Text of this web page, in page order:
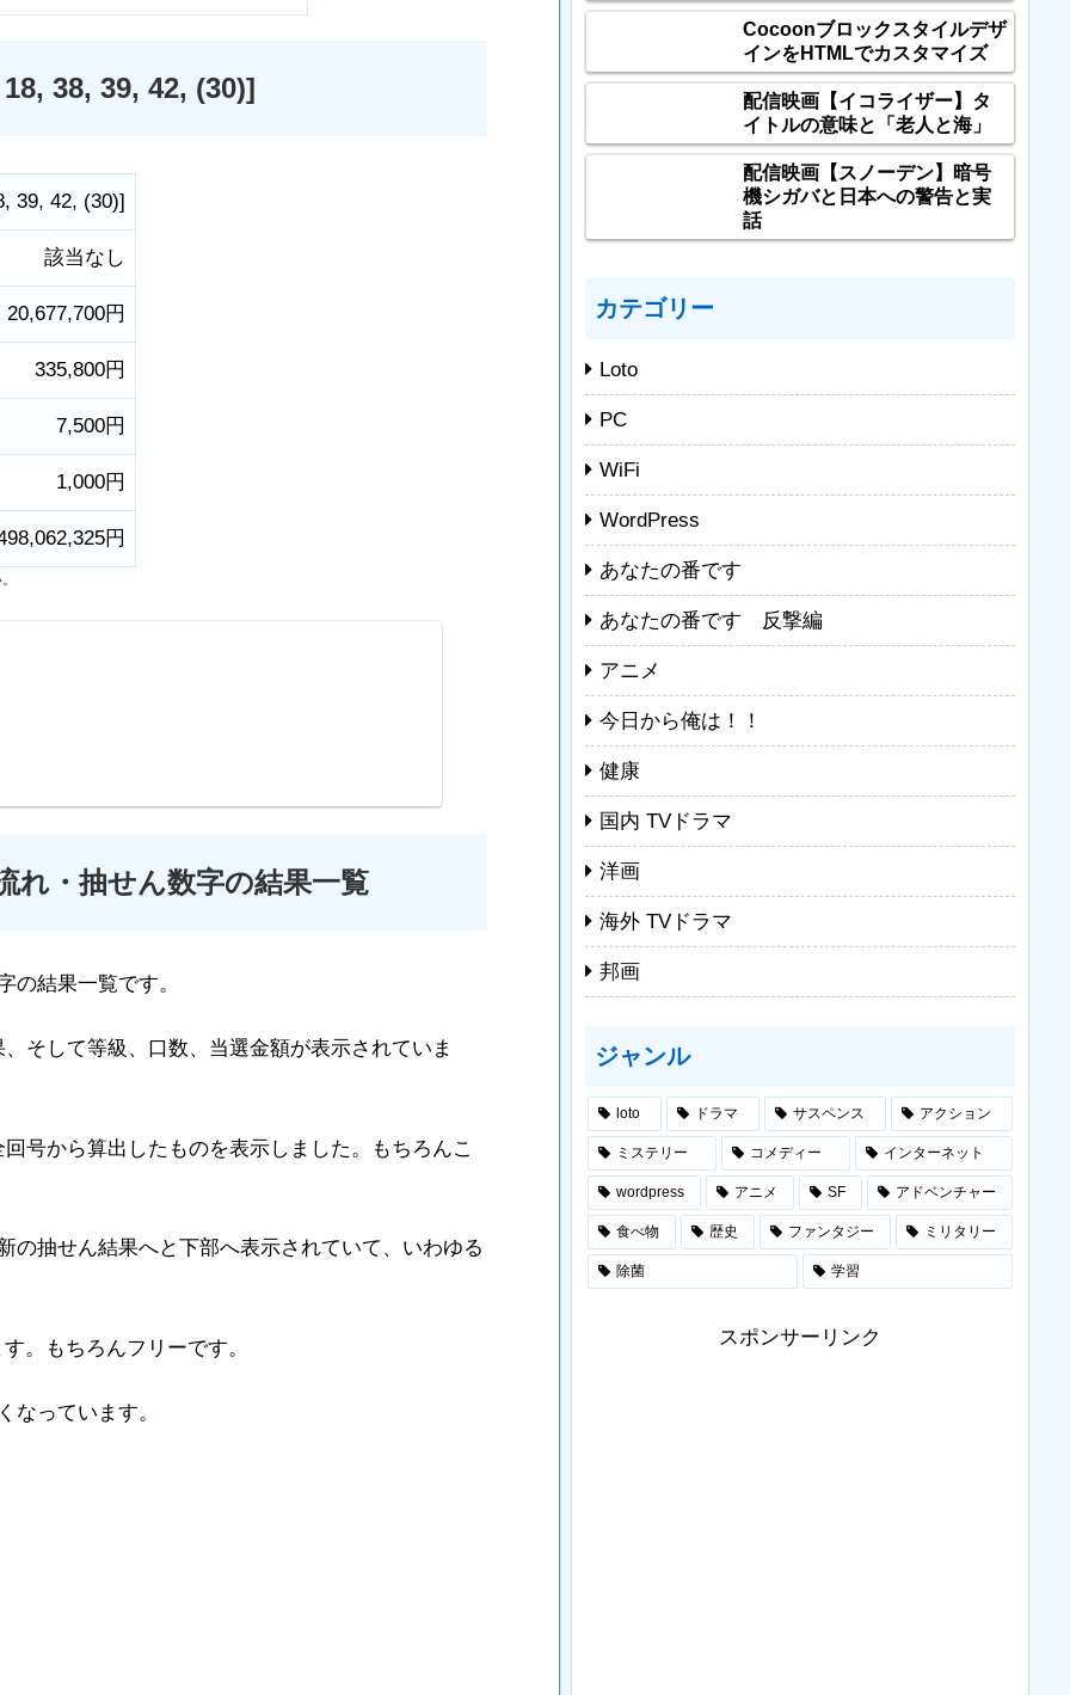
38, 39, 42, (30)]
, 39, 42, (30)]
該当なし
20,677,700円
335,800円
7,500円
1,000円
円
れ・抽せん数字の結果一覧
の結果一覧です。
そして等級、口数、当選金額が表示されていま
号から算出したものを表示しました。もちろんこ
の抽せん結果へと下部へ表示されていて、いわゆる
。もちろんフリーです。
なっています。
Cocoonブロックスタイルデザ
インをHTMLでカスタマイズ
配信映画【イコライザー】タ
イトルの意味と「老人と海」
配信映画【スノーデン】暗号
機シガバと日本への警告と実
話
カテゴリー
Loto
PC
WiFi
WordPress
あなたの番です
あなたの番です 反撃編
アニメ
今日から俺は！！
健康
国内 TVドラマ
洋画
海外 TVドラマ
邦画
ジャンル
loto ドラマ サスペンス アクション
ミステリー コメディー インターネット
wordpress アニメ SF アドベンチャー
食べ物 歴史 ファンタジー ミリタリー
除菌 学習
スポンサーリンク